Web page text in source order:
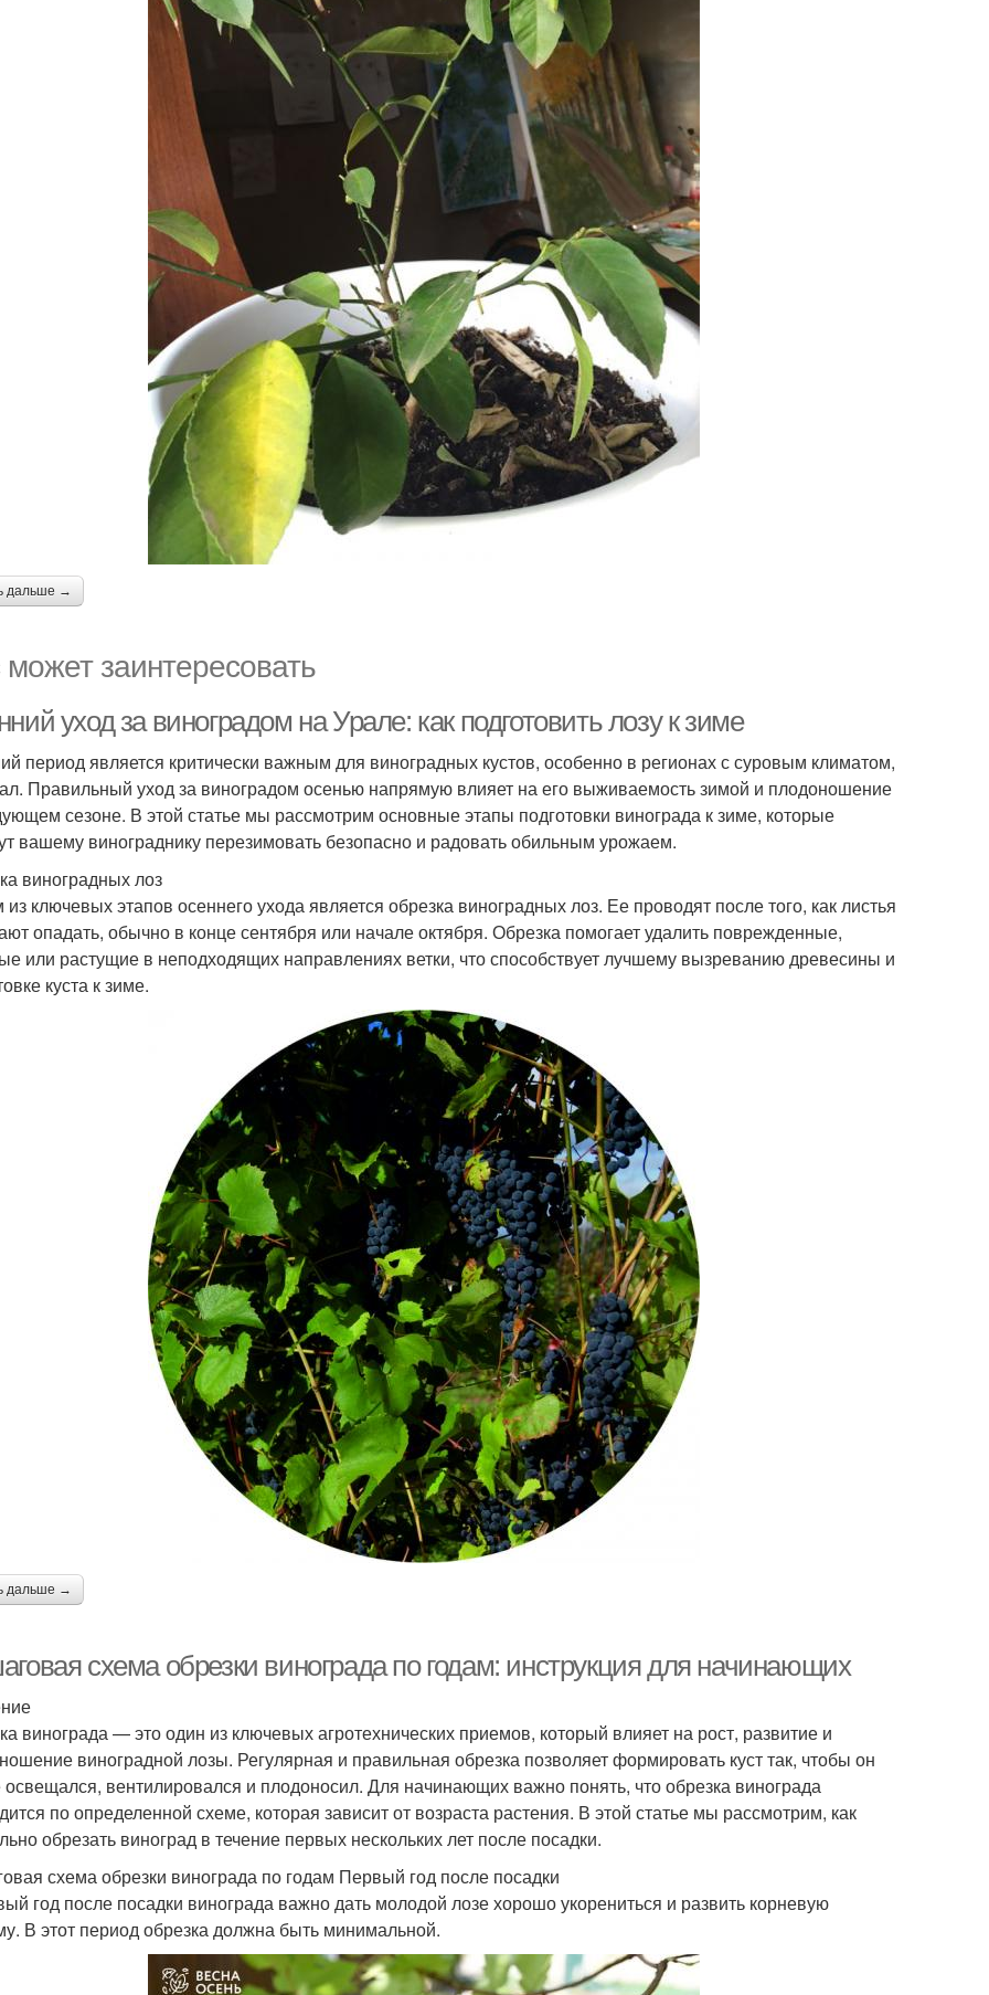
дальше →
заинтересовать
уход за виноградом на Урале: как подготовить лозу к зиме
период является критически важным для виноградных кустов, особенно в регионах с суровым климатом,
Правильный уход за виноградом осенью напрямую влияет на его выживаемость зимой и плодоношение
сезоне. В этой статье мы рассмотрим основные этапы подготовки винограда к зиме, которые
вашему винограднику перезимовать безопасно и радовать обильным урожаем.
виноградных лоз
ключевых этапов осеннего ухода является обрезка виноградных лоз. Ее проводят после того, как листья
опадать, обычно в конце сентября или начале октября. Обрезка помогает удалить поврежденные,
или растущие в неподходящих направлениях ветки, что способствует лучшему вызреванию древесины и
куста к зиме.
дальше →
схема обрезки винограда по годам: инструкция для начинающих
винограда — это один из ключевых агротехнических приемов, который влияет на рост, развитие и
виноградной лозы. Регулярная и правильная обрезка позволяет формировать куст так, чтобы он
вентилировался и плодоносил. Для начинающих важно понять, что обрезка винограда
по определенной схеме, которая зависит от возраста растения. В этой статье мы рассмотрим, как
обрезать виноград в течение первых нескольких лет после посадки.
схема обрезки винограда по годам Первый год после посадки
год после посадки винограда важно дать молодой лозе хорошо укорениться и развить корневую
В этот период обрезка должна быть минимальной.